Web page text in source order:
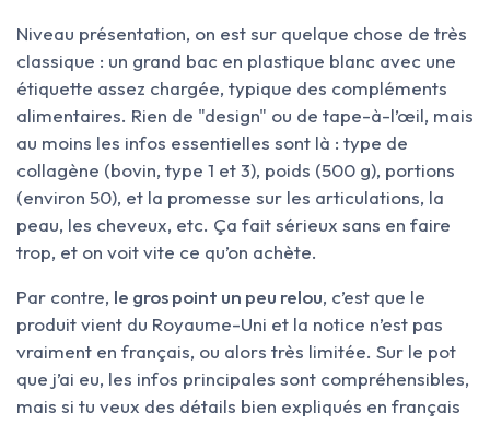
Niveau présentation, on est sur quelque chose de très
classique : un grand bac en plastique blanc avec une
étiquette assez chargée, typique des compléments
alimentaires. Rien de "design" ou de tape-à-l’œil, mais
au moins les infos essentielles sont là : type de
collagène (bovin, type 1 et 3), poids (500 g), portions
(environ 50), et la promesse sur les articulations, la
peau, les cheveux, etc. Ça fait sérieux sans en faire
trop, et on voit vite ce qu’on achète.
Par contre, le gros point un peu relou, c’est que le
produit vient du Royaume-Uni et la notice n’est pas
vraiment en français, ou alors très limitée. Sur le pot
que j’ai eu, les infos principales sont compréhensibles,
mais si tu veux des détails bien expliqués en français